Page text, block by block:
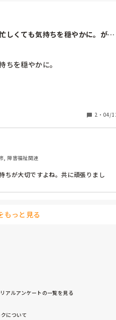
しくても気持ちを穏やかに。がん
ちを穏やかに。
2 ・ 04/
, 障害福祉関連
ちが大切ですよね。共に頑張りまし
もっと見る
リアルアンケートの一覧を見る
について